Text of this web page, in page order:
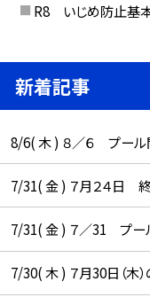
R8 いじめ防止基
新着記事
8/6( 木 ) ８／６ プール
7/31( 金 ) ７月２４日
7/31( 金 ) ７／31 プー
7/30( 木 ) ７月30日（木